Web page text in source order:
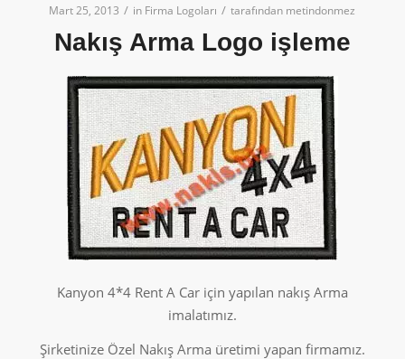
Mart 25, 2013 / in Firma Logoları / tarafından metindonmez
Nakış Arma Logo işleme
Kanyon 4*4 Rent A Car için yapılan nakış Arma
imalatımız.
Şirketinize Özel Nakış Arma üretimi yapan firmamız.